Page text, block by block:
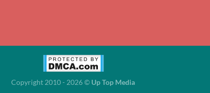
Copyright 2010 - 2026 © Up Top Media